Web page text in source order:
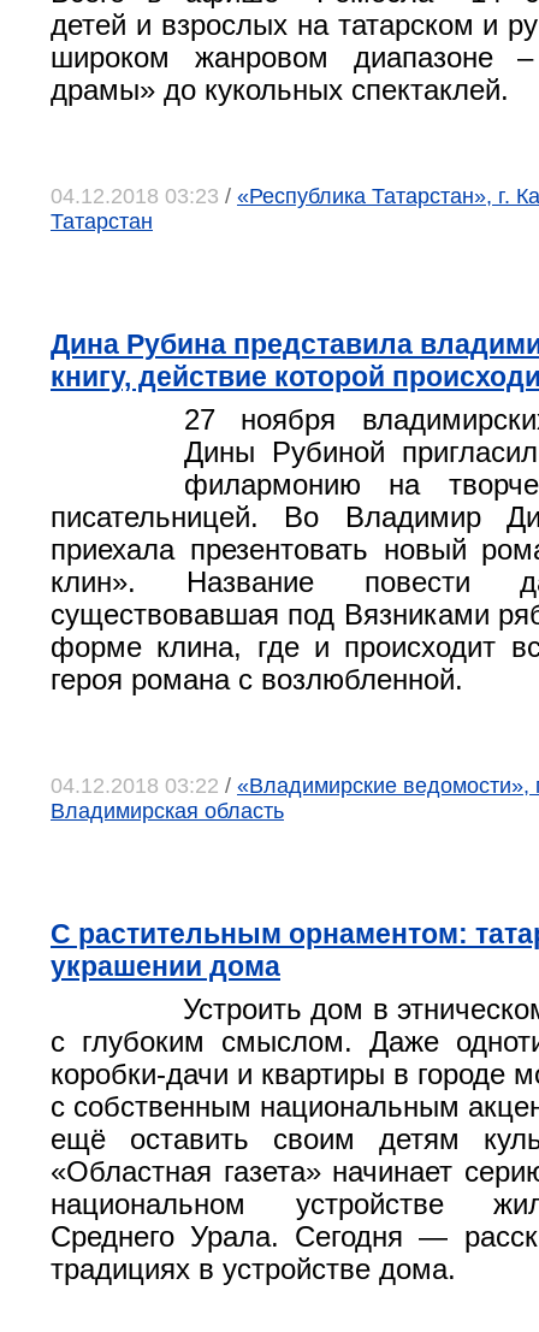
детей и взрослых на татарском и
широком жанровом диапазоне
драмы» до кукольных спектаклей.
04.12.2018 03:23 / «Республика Татарстан», г.
Татарстан
Дина Рубина представила
книгу, действие которой
27 ноября
Дины Рубиной
филармонию на
писательницей. Во Владимир
приехала презентовать новый
клин». Название повести
существовавшая под Вязниками
форме клина, где и происходит
героя романа с возлюбленной.
04.12.2018 03:22 / «Владимирские ведомости»,
Владимирская область
С растительным орнаментом:
украшении дома
Устроить дом в
с глубоким смыслом. Даже
коробки-дачи и квартиры в городе
с собственным национальным
ещё оставить своим детям
«Областная газета» начинает
национальном устройстве
Среднего Урала. Сегодня —
традициях в устройстве дома.